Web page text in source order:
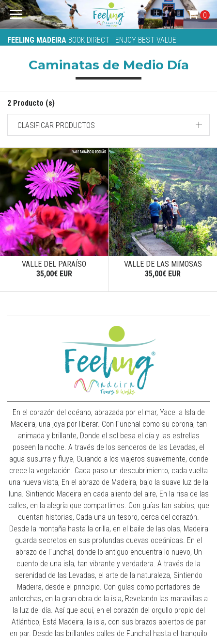
FEELING MADEIRA BOOK DIRECT - ENJOY BEST VALUE
0
Caminatas de Medio Día
2 Producto (s)
CLASIFICAR PRODUCTOS
VALLE DEL PARAÍSO
35,00€ EUR
VALLE DE LAS MIMOSAS
35,00€ EUR
En el corazón del océano, abrazada por el mar, Yace la Isla de
Madeira, una joya por liberar. Con Funchal como su corona, tan
animada y brillante, Donde el sol besa el día y las estrellas
poseen la noche. A través de los senderos de las Levadas, el
agua susurra y fluye, Guiando a los viajeros suavemente, donde
crece la vegetación. Cada paso un descubrimiento, cada vuelta
una nueva vista, En el abrazo de Madeira, bajo la suave luz de la
luna. Sintiendo Madeira en cada aliento del aire, En la risa de las
calles, en la alegría que compartimos. Con guías tan sabios, que
cuentan historias, Cada una un tesoro, cerca del corazón.
Desde la montaña hasta la orilla, en el baile de las olas, Madeira
guarda secretos en sus profundas cuevas oceánicas. En el
abrazo de Funchal, donde lo antiguo encuentra lo nuevo, Un
cuento de una isla, tan vibrante y verdadera. A través de la
serenidad de las Levadas, el arte de la naturaleza, Sintiendo
Madeira, desde el principio. Con guías como portadores de
antorchas, en la gran obra de la isla, Revelando las maravillas a
la luz del día. Así que aquí, en el corazón del orgullo propio del
Atlántico, Está Madeira, la isla, con sus brazos abiertos de par
en par. Desde las brillantes calles de Funchal hasta el tranquilo